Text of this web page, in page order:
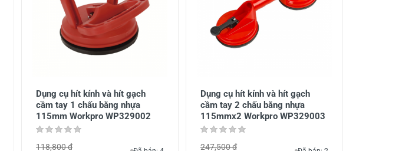
Dụng cụ hít kính và hít gạch
cầm tay 1 chấu bằng nhựa
115mm Workpro WP329002
118,800 đ
Dụng cụ hít kính và hít gạch
cầm tay 2 chấu bằng nhựa
115mmx2 Workpro WP329003
247,500 đ